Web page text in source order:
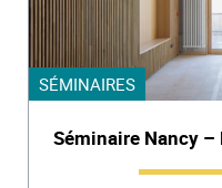
SÉMINAIRES
Séminaire Nancy